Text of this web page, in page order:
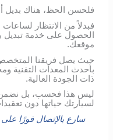
فلحسن الحظ، هناك بديل
فبدلاً من الانتظار
الحصول على خدمة
موقعك.
حيث يصل فريقنا المتخصص
بأحدث المعدات التقنية
ذات الجودة العالية.
ليس هذا فحسب، بل نضمن
لسيارتك حياتها دون
سارع بالإتصال فورًا على